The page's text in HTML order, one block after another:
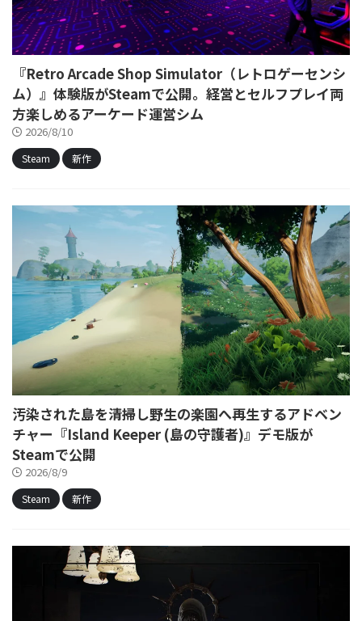
『Retro Arcade Shop Simulator（レトロゲーセンシ
ム）』体験版がSteamで公開。経営とセルフプレイ両
方楽しめるアーケード運営シム
2026/8/10
Steam 新作
汚染された島を清掃し野生の楽園へ再生するアドベン
チャー『Island Keeper (島の守護者)』デモ版が
Steamで公開
2026/8/9
Steam 新作